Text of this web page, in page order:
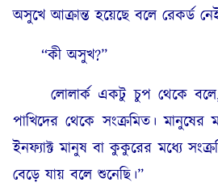
অসুখে আক্রান্ত হয়েছে বলে রেকর্ড
“কী অসুখ?”
লোলার্ক একটু চুপ থেকে
পাখিদের থেকে সংক্রমিত।
ইনফ্যাক্ট মানুষ বা কুকুরের মধ্যে
বেড়ে যায় বলে শুনেছি।”